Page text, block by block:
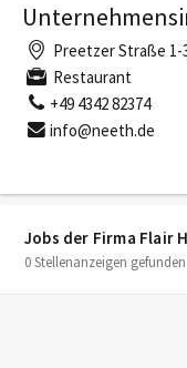
Jobs der Firma Flair
0 Stellenanzeigen gefunden
Preetzer Straße 1-
Restaurant
+49 4342 82374
info@neeth.de